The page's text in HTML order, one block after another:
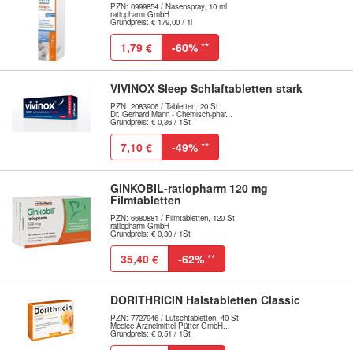
PZN: 0999854 / Nasenspray, 10 ml
ratiopharm GmbH
Grundpreis: € 179,00 / 1l
1,79 € -60% **
VIVINOX Sleep Schlaftabletten stark
PZN: 2083906 / Tabletten, 20 St
Dr. Gerhard Mann - Chemisch-phar...
Grundpreis: € 0,36 / 1St
7,10 € -49% **
GINKOBIL-ratiopharm 120 mg
Filmtabletten
PZN: 6680881 / Filmtabletten, 120 St
ratiopharm GmbH
Grundpreis: € 0,30 / 1St
35,40 € -62% **
DORITHRICIN Halstabletten Classic
PZN: 7727946 / Lutschtabletten, 40 St
Medice Arzneimittel Pütter GmbH...
Grundpreis: € 0,51 / 1St